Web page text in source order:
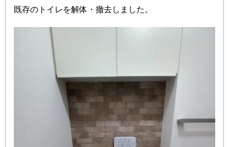
既存のトイレを解体・撤去しました。